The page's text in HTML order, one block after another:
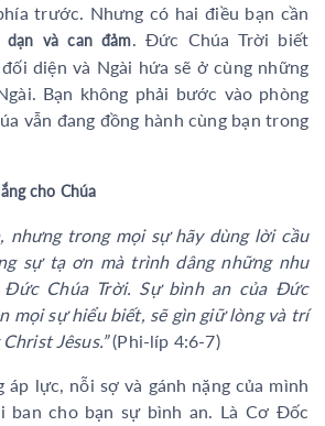
trước. Nhưng có hai điều bạn cần
dạn và can đảm. Đức Chúa Trời biết
diện và Ngài hứa sẽ ở cùng những
Bạn không phải bước vào phòng
vẫn đang đồng hành cùng bạn trong
cho Chúa
nhưng trong mọi sự hãy dùng lời cầu
sự tạ ơn mà trình dâng những nhu
Đức Chúa Trời. Sự bình an của Đức
mọi sự hiểu biết, sẽ gìn giữ lòng và trí
Jêsus.”(Phi-líp 4:6-7)
áp lực, nỗi sợ và gánh nặng của mình
ban cho bạn sự bình an. Là Cơ Đốc